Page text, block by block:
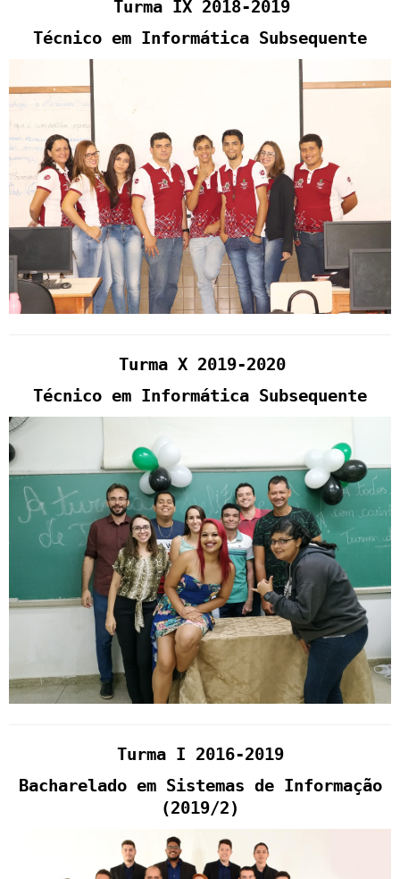
Turma IX 2018-2019
Técnico em Informática Subsequente
Turma X 2019-2020
Técnico em Informática Subsequente
Turma I 2016-2019
Bacharelado em Sistemas de Informação
(2019/2)